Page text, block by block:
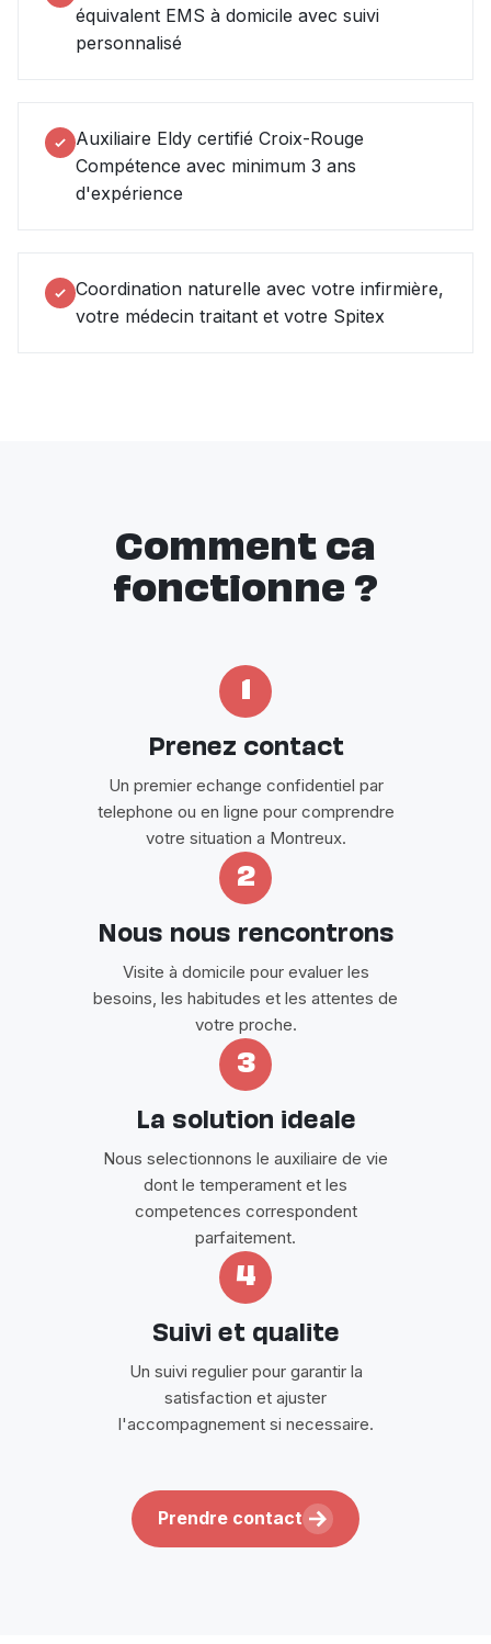
équivalent EMS à domicile avec suivi
personnalisé
Auxiliaire Eldy certifié Croix-Rouge
Compétence avec minimum 3 ans
d'expérience
Coordination naturelle avec votre infirmière,
votre médecin traitant et votre Spitex
Comment ca
fonctionne ?
Prenez contact
Un premier echange confidentiel par
telephone ou en ligne pour comprendre
votre situation a Montreux.
2
Nous nous rencontrons
Visite à domicile pour evaluer les
besoins, les habitudes et les attentes de
votre proche.
3
La solution ideale
Nous selectionnons le auxiliaire de vie
dont le temperament et les
competences correspondent
parfaitement.
4
Suivi et qualite
Un suivi regulier pour garantir la
satisfaction et ajuster
l'accompagnement si necessaire.
Prendre contact